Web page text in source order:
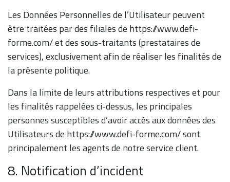
Les Données Personnelles de l’Utilisateur peuvent
être traitées par des filiales de https://www.defi-
forme.com/ et des sous-traitants (prestataires de
services), exclusivement afin de réaliser les finalités de
la présente politique.
Dans la limite de leurs attributions respectives et pour
les finalités rappelées ci-dessus, les principales
personnes susceptibles d’avoir accès aux données des
Utilisateurs de https://www.defi-forme.com/ sont
principalement les agents de notre service client.
8. Notification d’incident